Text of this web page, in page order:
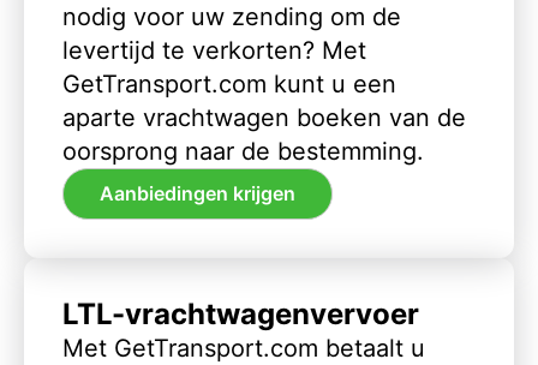
nodig voor uw zending om de
levertijd te verkorten? Met
GetTransport.com kunt u een
aparte vrachtwagen boeken van de
oorsprong naar de bestemming.
Aanbiedingen krijgen
LTL-vrachtwagenvervoer
Met GetTransport.com betaalt u